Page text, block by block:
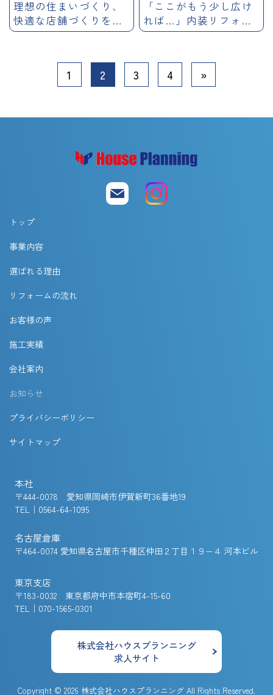
理想の住まいづくり、
快適な店舗づくりを実
現
「ここがもう少し広け
れば…」内装リフォー
ムで叶える理想の暮ら
1 2 3 4 »
トップ
事業内容
選ばれる理由
リフォームの流れ
お客様の声
施工実績
会社案内
お知らせ
プライバシーポリシー
サイトマップ
本社
〒444-0078 愛知県岡崎市伊賀新町36番地19
TEL｜0564-64-1095
名古屋倉庫
〒464-0074 愛知県名古屋市千種区仲田２丁目１９−４ 河本ビル
東京支店
〒183-0032 東京都府中市本宿町4-15-60
TEL｜070-1565-0301
株式会社ハウスプランニング
求人サイト
Copyright © 2026 株式会社ハウスプランニング All Rights Reserved.